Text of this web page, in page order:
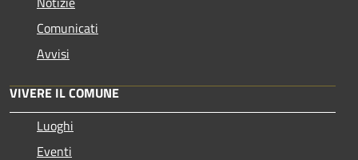
Comunicati
Avvisi
VIVERE IL COMUNE
Luoghi
Eventi